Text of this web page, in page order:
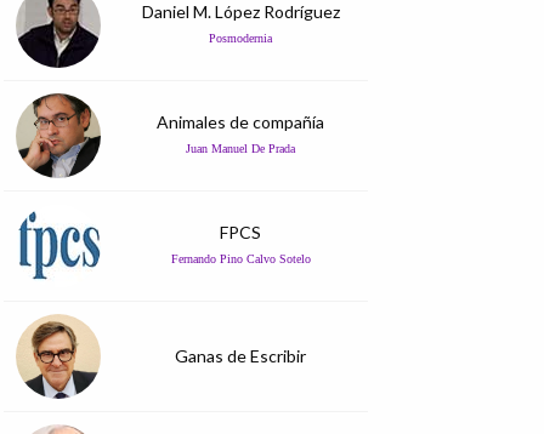
Daniel M. López Rodríguez
Posmodernia
Animales de compañía
Juan Manuel De Prada
FPCS
Fernando Pino Calvo Sotelo
Ganas de Escribir